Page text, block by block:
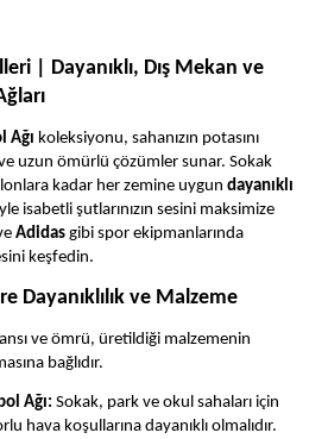
| Dayanıklı, Dış Mekan ve
Ağı koleksiyonu, sahanızın potasını
uzun ömürlü çözümler sunar. Sokak
kadar her zemine uygun dayanıklı
isabetli şutlarınızın sesini maksimize
Adidas gibi spor ekipmanlarında
keşfedin.
Dayanıklılık ve Malzeme
ve ömrü, üretildiği malzemenin
bağlıdır.
Ağı: Sokak, park ve okul sahaları için
hava koşullarına dayanıklı olmalıdır.